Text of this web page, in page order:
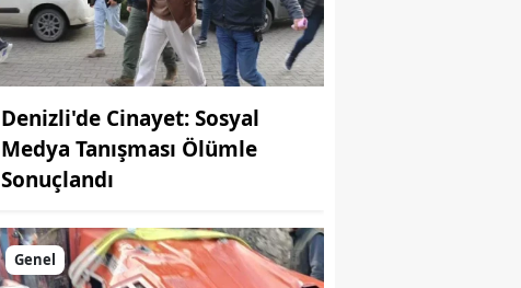
Denizli'de Cinayet: Sosyal
Medya Tanışması Ölümle
Sonuçlandı
Genel